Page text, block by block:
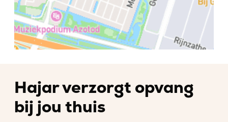
Hajar verzorgt opvang
bij jou thuis